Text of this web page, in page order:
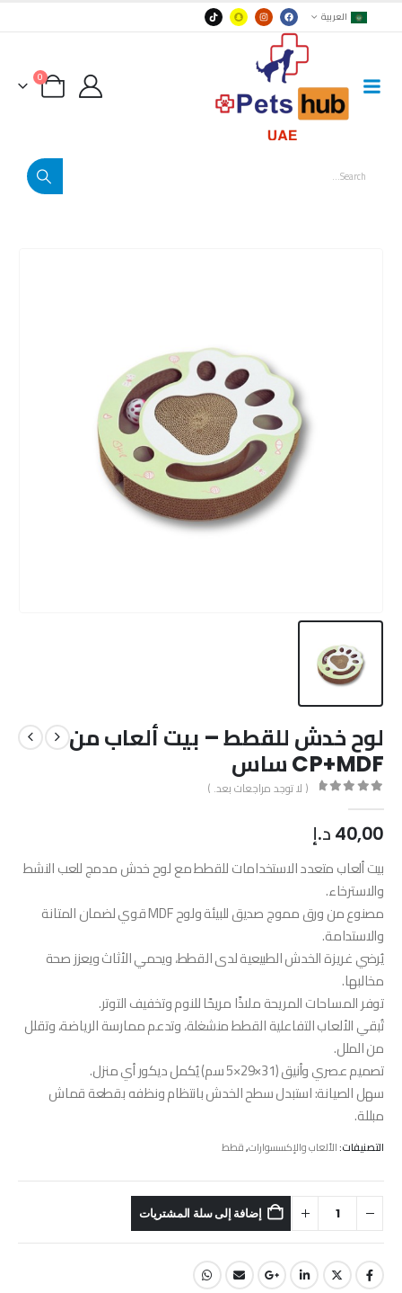
العربية
0
لوح خدش للقطط – بيت ألعاب من
CP+MDF ساس
( لا توجد مراجعات بعد. )
40,00 د.إ
بيت ألعاب متعدد الاستخدامات للقطط مع لوح خدش مدمج للعب النشط
والاسترخاء.
مصنوع من ورق مموج صديق للبيئة ولوح MDF قوي لضمان المتانة
والاستدامة.
يُرضي غريزة الخدش الطبيعية لدى القطط، ويحمي الأثاث ويعزز صحة
مخالبها.
توفر المساحات المريحة ملاذًا مريحًا للنوم وتخفيف التوتر.
تُبقي الألعاب التفاعلية القطط منشغلة، وتدعم ممارسة الرياضة، وتقلل
من الملل.
تصميم عصري وأنيق (31×29×5 سم) يُكمل ديكور أي منزل.
سهل الصيانة: استبدل سطح الخدش بانتظام ونظفه بقطعة قماش
مبللة.
التصنيفات:الألعاب والإكسسوارات,قطط
إضافة إلى سلة المشتريات